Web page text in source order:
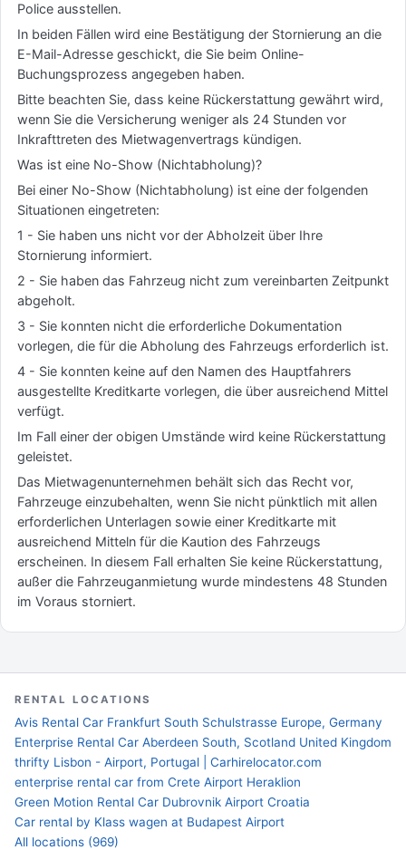
Police ausstellen.
In beiden Fällen wird eine Bestätigung der Stornierung an die
E-Mail-Adresse geschickt, die Sie beim Online-
Buchungsprozess angegeben haben.
Bitte beachten Sie, dass keine Rückerstattung gewährt wird,
wenn Sie die Versicherung weniger als 24 Stunden vor
Inkrafttreten des Mietwagenvertrags kündigen.
Was ist eine No-Show (Nichtabholung)?
Bei einer No-Show (Nichtabholung) ist eine der folgenden
Situationen eingetreten:
1 - Sie haben uns nicht vor der Abholzeit über Ihre
Stornierung informiert.
2 - Sie haben das Fahrzeug nicht zum vereinbarten Zeitpunkt
abgeholt.
3 - Sie konnten nicht die erforderliche Dokumentation
vorlegen, die für die Abholung des Fahrzeugs erforderlich ist.
4 - Sie konnten keine auf den Namen des Hauptfahrers
ausgestellte Kreditkarte vorlegen, die über ausreichend Mittel
verfügt.
Im Fall einer der obigen Umstände wird keine Rückerstattung
geleistet.
Das Mietwagenunternehmen behält sich das Recht vor,
Fahrzeuge einzubehalten, wenn Sie nicht pünktlich mit allen
erforderlichen Unterlagen sowie einer Kreditkarte mit
ausreichend Mitteln für die Kaution des Fahrzeugs
erscheinen. In diesem Fall erhalten Sie keine Rückerstattung,
außer die Fahrzeuganmietung wurde mindestens 48 Stunden
im Voraus storniert.
RENTAL LOCATIONS
Avis Rental Car Frankfurt South Schulstrasse Europe, Germany
Enterprise Rental Car Aberdeen South, Scotland United Kingdom
thrifty Lisbon - Airport, Portugal | Carhirelocator.com
enterprise rental car from Crete Airport Heraklion
Green Motion Rental Car Dubrovnik Airport Croatia
Car rental by Klass wagen at Budapest Airport
All locations (969)